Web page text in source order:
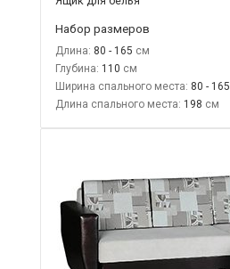
Набор размеров
Длина: 80 - 165
Глубина: 110
Ширина спального места: 80 - 165
Длина спального места: 198